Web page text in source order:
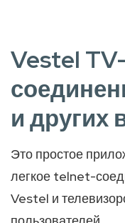
Vestel
и других
Это простое
легкое telnet-
Vestel и